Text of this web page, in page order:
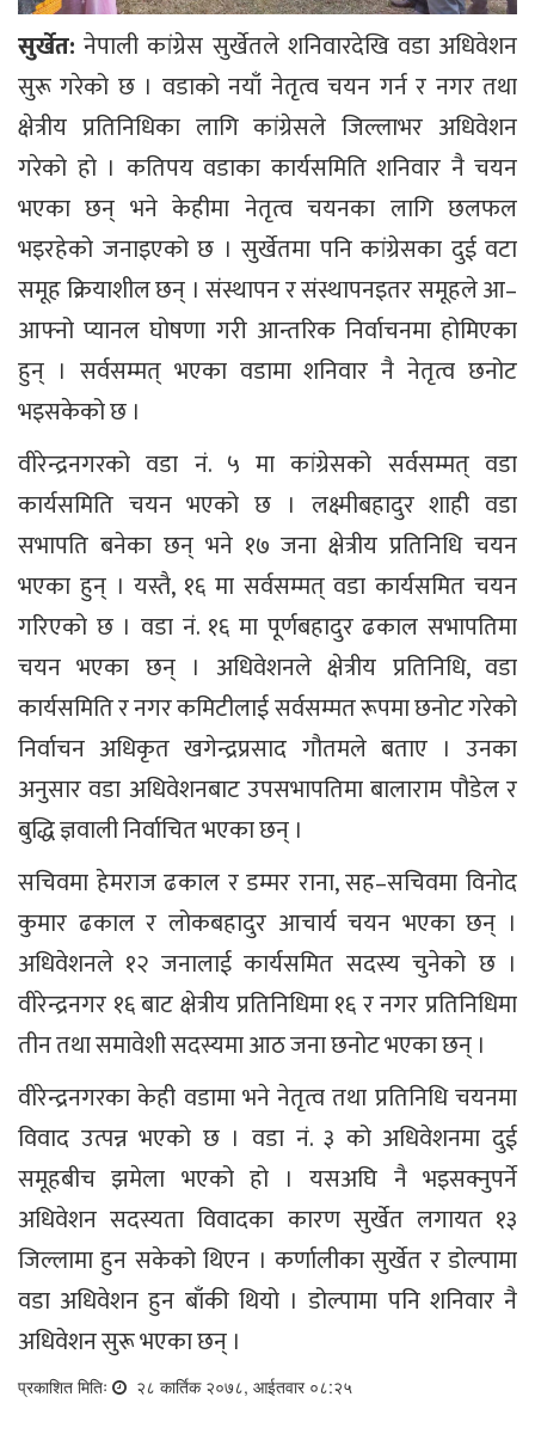
सुर्खेत: नेपाली कांग्रेस सुर्खेतले शनिवारदेखि वडा अधिवेशन
सुरू गरेको छ । वडाको नयाँ नेतृत्व चयन गर्न र नगर तथा
क्षेत्रीय प्रतिनिधिका लागि कांग्रेसले जिल्लाभर अधिवेशन
गरेको हो । कतिपय वडाका कार्यसमिति शनिवार नै चयन
भएका छन् भने केहीमा नेतृत्व चयनका लागि छलफल
भइरहेको जनाइएको छ । सुर्खेतमा पनि कांग्रेसका दुई वटा
समूह क्रियाशील छन् । संस्थापन र संस्थापनइतर समूहले आ–
आफ्नो प्यानल घोषणा गरी आन्तरिक निर्वाचनमा होमिएका
हुन् । सर्वसम्मत् भएका वडामा शनिवार नै नेतृत्व छनोट
भइसकेको छ ।
वीरेन्द्रनगरको वडा नं. ५ मा कांग्रेसको सर्वसम्मत् वडा
कार्यसमिति चयन भएको छ । लक्ष्मीबहादुर शाही वडा
सभापति बनेका छन् भने १७ जना क्षेत्रीय प्रतिनिधि चयन
भएका हुन् । यस्तै, १६ मा सर्वसम्मत् वडा कार्यसमित चयन
गरिएको छ । वडा नं. १६ मा पूर्णबहादुर ढकाल सभापतिमा
चयन भएका छन् । अधिवेशनले क्षेत्रीय प्रतिनिधि, वडा
कार्यसमिति र नगर कमिटीलाई सर्वसम्मत रूपमा छनोट गरेको
निर्वाचन अधिकृत खगेन्द्रप्रसाद गौतमले बताए । उनका
अनुसार वडा अधिवेशनबाट उपसभापतिमा बालाराम पौडेल र
बुद्धि ज्ञवाली निर्वाचित भएका छन् ।
सचिवमा हेमराज ढकाल र डम्मर राना, सह–सचिवमा विनोद
कुमार ढकाल र लोकबहादुर आचार्य चयन भएका छन् ।
अधिवेशनले १२ जनालाई कार्यसमित सदस्य चुनेको छ ।
वीरेन्द्रनगर १६ बाट क्षेत्रीय प्रतिनिधिमा १६ र नगर प्रतिनिधिमा
तीन तथा समावेशी सदस्यमा आठ जना छनोट भएका छन् ।
वीरेन्द्रनगरका केही वडामा भने नेतृत्व तथा प्रतिनिधि चयनमा
विवाद उत्पन्न भएको छ । वडा नं. ३ को अधिवेशनमा दुई
समूहबीच झमेला भएको हो । यसअघि नै भइसक्नुपर्ने
अधिवेशन सदस्यता विवादका कारण सुर्खेत लगायत १३
जिल्लामा हुन सकेको थिएन । कर्णालीका सुर्खेत र डोल्पामा
वडा अधिवेशन हुन बाँकी थियो । डोल्पामा पनि शनिवार नै
अधिवेशन सुरू भएका छन् ।
प्रकाशित मितिः २८ कार्तिक २०७८, आईतवार ०८:२५